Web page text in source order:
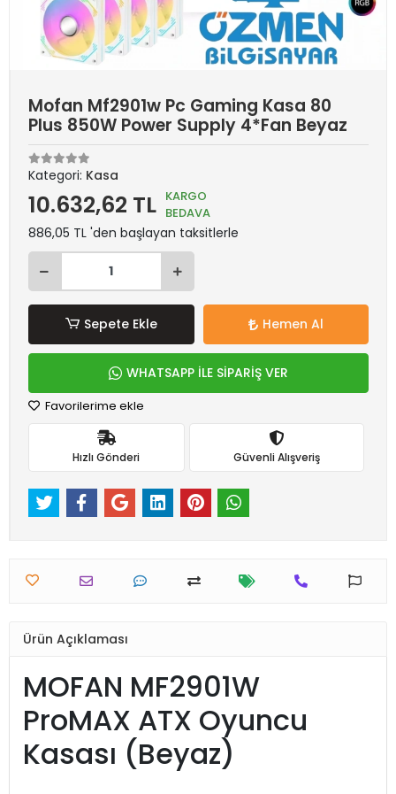
Mofan Mf2901w Pc Gaming Kasa 80
Plus 850W Power Supply 4*Fan Beyaz
Kategori: Kasa
10.632,62 TL KARGO
BEDAVA
886,05 TL 'den başlayan taksitlerle
Sepete Ekle Hemen Al
WHATSAPP İLE SİPARİŞ VER
Favorilerime ekle
Hızlı Gönderi Güvenli Alışveriş
Ürün Açıklaması
MOFAN MF2901W
ProMAX ATX Oyuncu
Kasası (Beyaz)